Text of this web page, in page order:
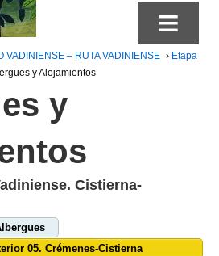
≡
VADINIENSE – RUTA VADINIENSE › Etapa
y Alojamientos
y
Cistierna-
05. Crémenes-Cistierna